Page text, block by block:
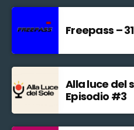
Freepass –
Alla luce del
Episodio #3